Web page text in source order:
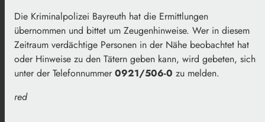
Die Kriminalpolizei Bayreuth hat die Ermittlungen
übernommen und bittet um Zeugenhinweise. Wer in diesem
Zeitraum verdächtige Personen in der Nähe beobachtet hat
oder Hinweise zu den Tätern geben kann, wird gebeten, sich
unter der Telefonnummer 0921/506-0 zu melden.
red